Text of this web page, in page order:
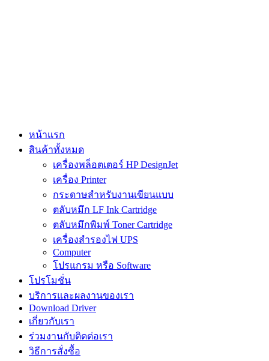
หน้าแรก
สินค้าทั้งหมด
เครื่องพล็อตเตอร์ HP DesignJet
เครื่อง Printer
กระดาษสำหรับงานเขียนแบบ
ตลับหมึก LF Ink Cartridge
ตลับหมึกพิมพ์ Toner Cartridge
เครื่องสำรองไฟ UPS
Computer
โปรแกรม หรือ Software
โปรโมชั่น
บริการและผลงานของเรา
Download Driver
เกี่ยวกับเรา
ร่วมงานกับติดต่อเรา
วิธีการสั่งซื้อ